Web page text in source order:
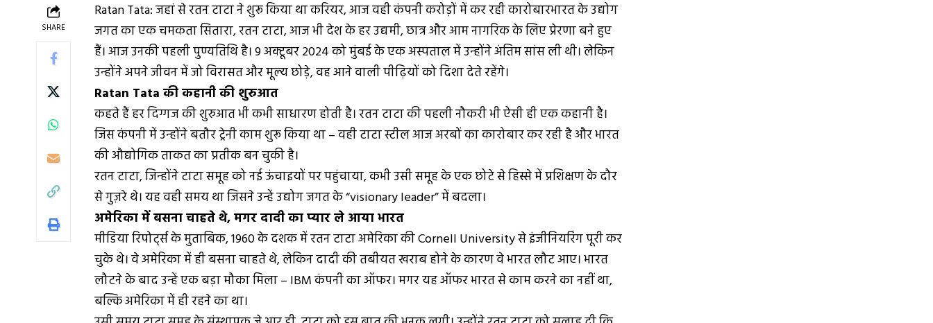
SHARE
Ratan Tata: जहां से रतन टाटा ने शुरू किया था करियर, आज वही कंपनी करोड़ों में कर रही कारोबारभारत के उद्योग
जगत का एक चमकता सितारा, रतन टाटा, आज भी देश के हर उद्यमी, छात्र और आम नागरिक के लिए प्रेरणा बने हुए
हैं। आज उनकी पहली पुण्यतिथि है। 9 अक्टूबर 2024 को मुंबई के एक अस्पताल में उन्होंने अंतिम सांस ली थी। लेकिन
उन्होंने अपने जीवन में जो विरासत और मूल्य छोड़े, वह आने वाली पीढ़ियों को दिशा देते रहेंगे।
Ratan Tata की कहानी की शुरुआत
कहते हैं हर दिग्गज की शुरुआत भी कभी साधारण होती है। रतन टाटा की पहली नौकरी भी ऐसी ही एक कहानी है।
जिस कंपनी में उन्होंने बतौर ट्रेनी काम शुरू किया था – वही टाटा स्टील आज अरबों का कारोबार कर रही है और भारत
की औद्योगिक ताकत का प्रतीक बन चुकी है।
रतन टाटा, जिन्होंने टाटा समूह को नई ऊंचाइयों पर पहुंचाया, कभी उसी समूह के एक छोटे से हिस्से में प्रशिक्षण के दौर
से गुज़रे थे। यह वही समय था जिसने उन्हें उद्योग जगत के “visionary leader” में बदला।
अमेरिका में बसना चाहते थे, मगर दादी का प्यार ले आया भारत
मीडिया रिपोर्ट्स के मुताबिक, 1960 के दशक में रतन टाटा अमेरिका की Cornell University से इंजीनियरिंग पूरी कर
चुके थे। वे अमेरिका में ही बसना चाहते थे, लेकिन दादी की तबीयत खराब होने के कारण वे भारत लौट आए। भारत
लौटने के बाद उन्हें एक बड़ा मौका मिला – IBM कंपनी का ऑफर। मगर यह ऑफर भारत से काम करने का नहीं था,
बल्कि अमेरिका में ही रहने का था।